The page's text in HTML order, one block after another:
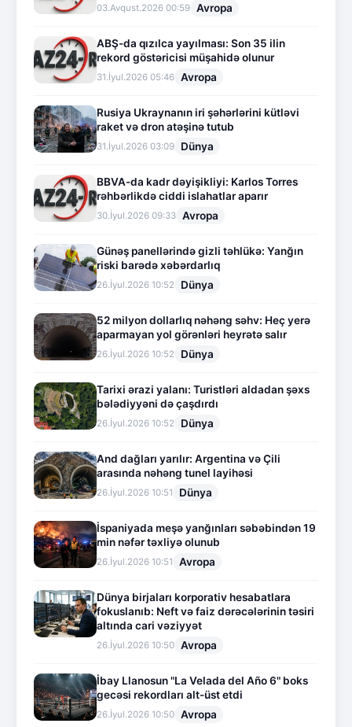
03.Avqust.2026 00:59 Avropa
ABŞ-da qızılca yayılması: Son 35 ilin
rekord göstəricisi müşahidə olunur
31.İyul.2026 05:46 Avropa
Rusiya Ukraynanın iri şəhərlərini kütləvi
raket və dron atəşinə tutub
31.İyul.2026 03:09 Dünya
BBVA-da kadr dəyişikliyi: Karlos Torres
rəhbərlikdə ciddi islahatlar aparır
30.İyul.2026 09:33 Avropa
Günəş panellərində gizli təhlükə: Yanğın
riski barədə xəbərdarlıq
26.İyul.2026 10:52 Dünya
52 milyon dollarlıq nəhəng səhv: Heç yerə
aparmayan yol görənləri heyrətə salır
26.İyul.2026 10:52 Dünya
Tarixi ərazi yalanı: Turistləri aldadan şəxs
bələdiyyəni də çaşdırdı
26.İyul.2026 10:52 Dünya
And dağları yarılır: Argentina və Çili
arasında nəhəng tunel layihəsi
26.İyul.2026 10:51 Dünya
İspaniyada meşə yanğınları səbəbindən 19
min nəfər təxliyə olunub
26.İyul.2026 10:51 Avropa
Dünya birjaları korporativ hesabatlara
fokuslanıb: Neft və faiz dərəcələrinin təsiri
altında cari vəziyyət
26.İyul.2026 10:50 Avropa
İbay Llanosun "La Velada del Año 6" boks
gecəsi rekordları alt-üst etdi
26.İyul.2026 10:50 Avropa